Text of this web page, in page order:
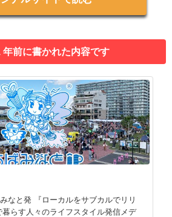
年前に書かれた内容です
なと発 『ローカルをサブカルでリリ
らす人々のライフスタイル発信メデ